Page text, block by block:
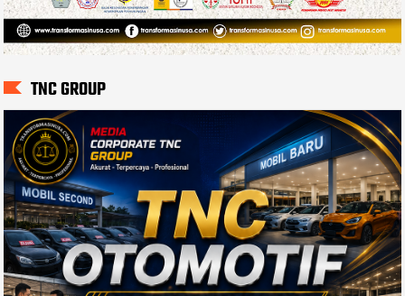
TNC GROUP